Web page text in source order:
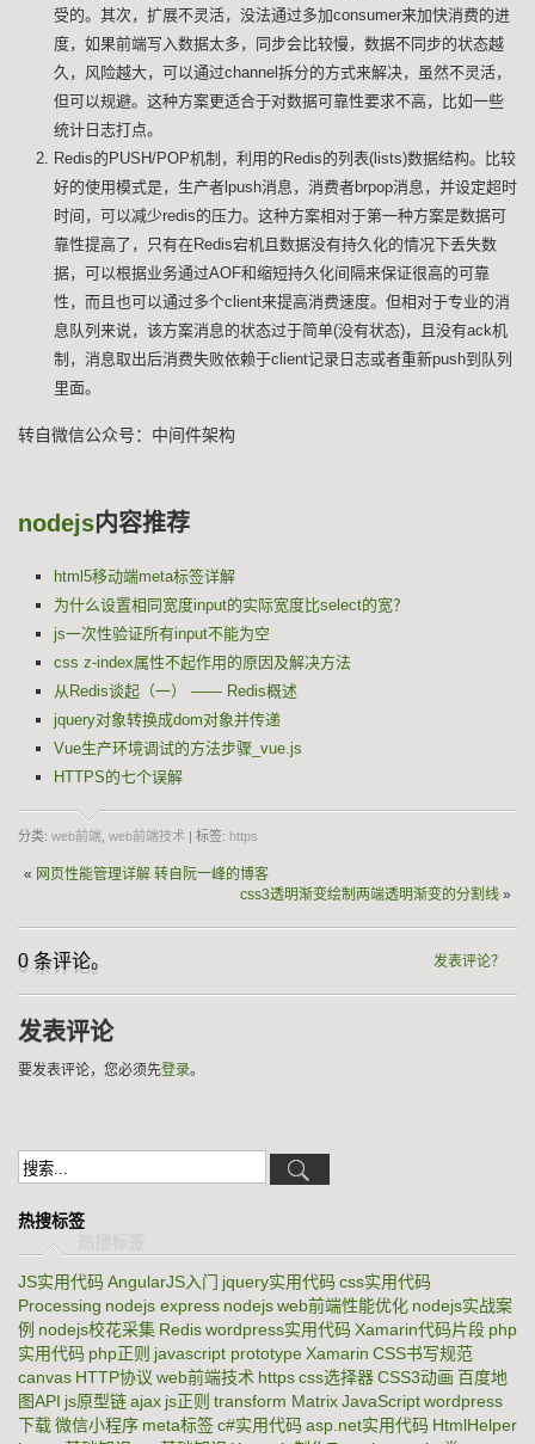
受的。其次，扩展不灵活，没法通过多加consumer来加快消费的进
度，如果前端写入数据太多，同步会比较慢，数据不同步的状态越
久，风险越大，可以通过channel拆分的方式来解决，虽然不灵活，
但可以规避。这种方案更适合于对数据可靠性要求不高，比如一些
统计日志打点。
Redis的PUSH/POP机制，利用的Redis的列表(lists)数据结构。比较
好的使用模式是，生产者lpush消息，消费者brpop消息，并设定超时
时间，可以减少redis的压力。这种方案相对于第一种方案是数据可
靠性提高了，只有在Redis宕机且数据没有持久化的情况下丢失数
据，可以根据业务通过AOF和缩短持久化间隔来保证很高的可靠
性，而且也可以通过多个client来提高消费速度。但相对于专业的消
息队列来说，该方案消息的状态过于简单(没有状态)，且没有ack机
制，消息取出后消费失败依赖于client记录日志或者重新push到队列
里面。
转自微信公众号：中间件架构
nodejs内容推荐
html5移动端meta标签详解
为什么设置相同宽度input的实际宽度比select的宽？
js一次性验证所有input不能为空
css z-index属性不起作用的原因及解决方法
从Redis谈起（一） —— Redis概述
jquery对象转换成dom对象并传递
Vue生产环境调试的方法步骤_vue.js
HTTPS的七个误解
分类: web前端 web前端技术 | 标签: https
« 网页性能管理详解 转自阮一峰的博客
css3透明渐变绘制两端透明渐变的分割线 »
发表评论？
0 条评论。
发表评论
要发表评论，您必须先登录。
热搜标签
JS实用代码AngularJS入门 jquery实用代码css实用代码
Processing nodejs express nodejsweb前端性能优化 nodejs实战案
例 nodejs校花采集 Rediswordpress实用代码Xamarin代码片段 php
实用代码 php正则 javascript prototypeXamarin CSS书写规范
canvas HTTP协议 web前端技术 httpscss选择器CSS3动画 百度地
图API js原型链ajax js正则 transform MatrixJavaScriptwordpress
下载微信小程序 meta标签c#实用代码asp.net实用代码 HtmlHelper